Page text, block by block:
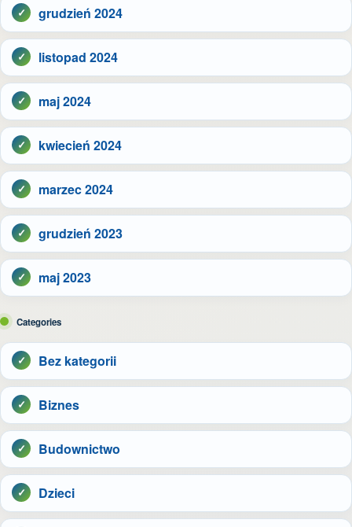
grudzień 2024
listopad 2024
maj 2024
kwiecień 2024
marzec 2024
grudzień 2023
maj 2023
Categories
Bez kategorii
Biznes
Budownictwo
Dzieci